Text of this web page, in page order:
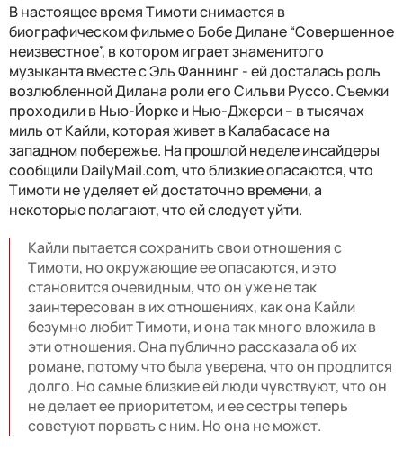
В настоящее время Тимоти снимается в
биографическом фильме о Бобе Дилане “Совершенное
неизвестное”, в котором играет знаменитого
музыканта вместе с Эль Фаннинг - ей досталась роль
возлюбленной Дилана роли его Сильви Руссо. Съемки
проходили в Нью-Йорке и Нью-Джерси – в тысячах
миль от Кайли, которая живет в Калабасасе на
западном побережье. На прошлой неделе инсайдеры
сообщили DailyMail.com, что близкие опасаются, что
Тимоти не уделяет ей достаточно времени, а
некоторые полагают, что ей следует уйти.
Кайли пытается сохранить свои отношения с
Тимоти, но окружающие ее опасаются, и это
становится очевидным, что он уже не так
заинтересован в их отношениях, как она Кайли
безумно любит Тимоти, и она так много вложила в
эти отношения. Она публично рассказала об их
романе, потому что была уверена, что он продлится
долго. Но самые близкие ей люди чувствуют, что он
не делает ее приоритетом, и ее сестры теперь
советуют порвать с ним. Но она не может.